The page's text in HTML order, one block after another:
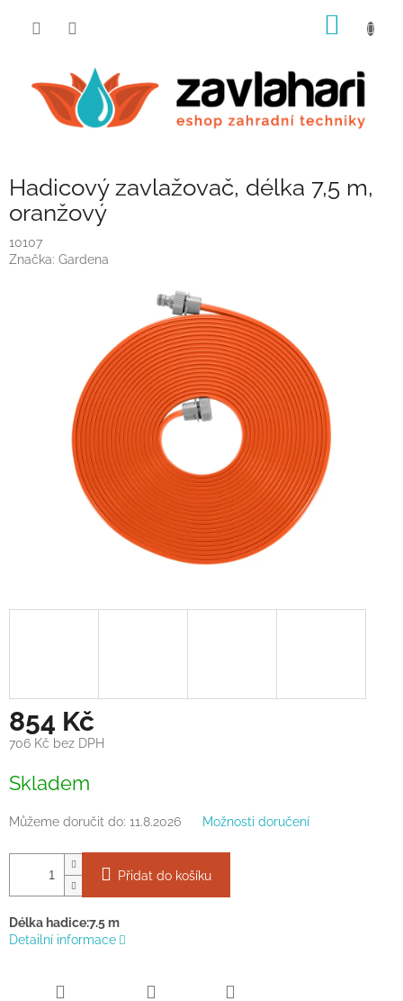
Hadicový zavlažovač, délka 7,5 m,
oranžový
10107
Značka: Gardena
854 Kč
706 Kč bez DPH
cena:
Skladem
Můžeme doručit do: 11.8.2026 Možnosti doručení
Přidat do košíku
Délka hadice:7.5 m
Detailní informace